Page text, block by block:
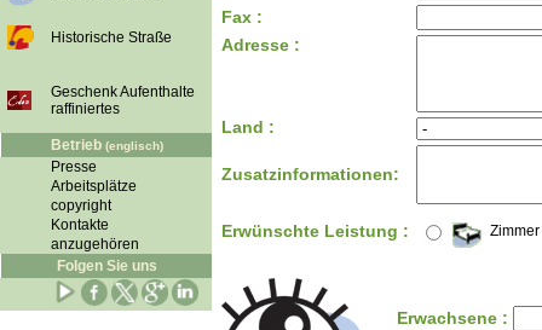
Historische Straße
Geschenk Aufenthalte
raffiniertes
Betrieb (englisch)
Presse
Arbeitsplätze
copyright
Kontakte
anzugehören
Folgen Sie uns
Fax :
Adresse :
Land :
Zusatzinformationen:
Erwünschte Leistung : Zimmer
Erwachsene :